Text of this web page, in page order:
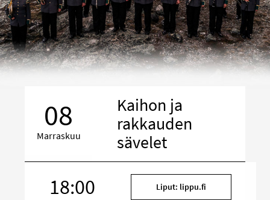
08
Marraskuu
Kaihon ja
rakkauden
sävelet
18:00 Liput: lippu.fi